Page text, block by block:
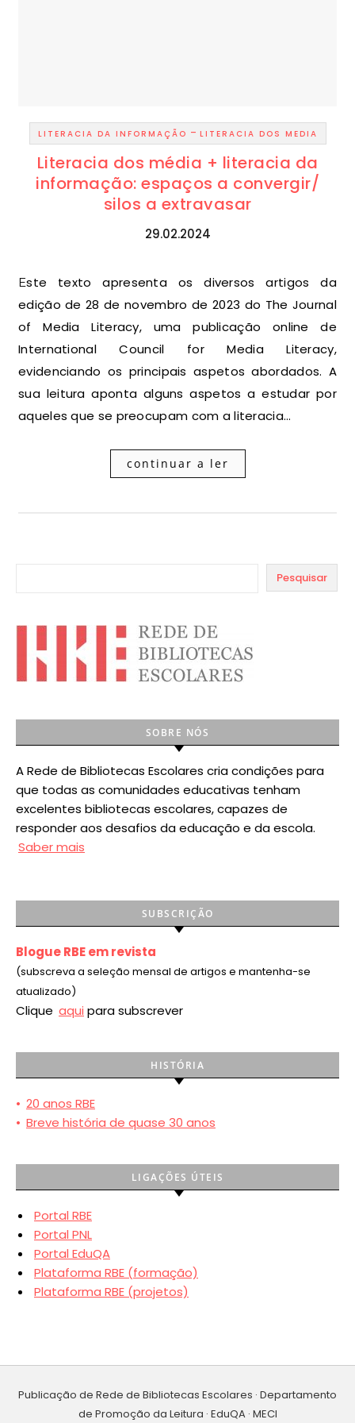
LITERACIA DA INFORMAÇÃO - LITERACIA DOS MEDIA
Literacia dos média + literacia da
informação: espaços a convergir/
silos a extravasar
29.02.2024
Este texto apresenta os diversos artigos da
edição de 28 de novembro de 2023 do The Journal
of Media Literacy, uma publicação online de
International Council for Media Literacy,
evidenciando os principais aspetos abordados. A
sua leitura aponta alguns aspetos a estudar por
aqueles que se preocupam com a literacia…
continuar a ler
Pesquisar
SOBRE NÓS
A Rede de Bibliotecas Escolares cria condições para
que todas as comunidades educativas tenham
excelentes bibliotecas escolares, capazes de
responder aos desafios da educação e da escola.
Saber mais
SUBSCRIÇÃO
Blogue RBE em revista
(subscreva a seleção mensal de artigos e mantenha-se
atualizado)
Clique aqui para subscrever
HISTÓRIA
• 20 anos RBE
• Breve história de quase 30 anos
LIGAÇÕES ÚTEIS
Portal RBE
Portal PNL
Portal EduQA
Plataforma RBE (formação)
Plataforma RBE (projetos)
Publicação de Rede de Bibliotecas Escolares · Departamento
de Promoção da Leitura · EduQA · MECI